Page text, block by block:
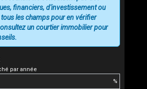
par année
%
financiers, d'investissement ou
les champs pour en vérifier
un courtier immobilier pour